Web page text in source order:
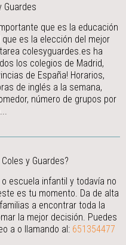
Guardes
que es la educación
es la elección del mejor
colesyguardes.es ha
los colegios de Madrid,
de España! Horarios,
de inglés a la semana,
número de grupos por
y Guardes?
escuela infantil y todavía no
es tu momento. Da de alta
a encontrar toda la
la mejor decisión. Puedes
a o llamando al: 651354477